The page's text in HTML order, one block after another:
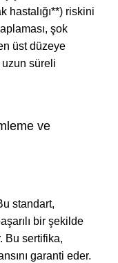
hastalığı**) riskini
şok
üst düzeye
uzun süreli
ve
standart,
bir şekilde
Bu sertifika,
garanti eder.